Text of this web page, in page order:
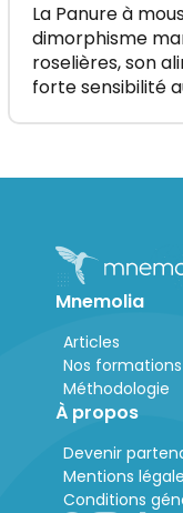
La Panure à
dimorphisme
roselières, son
forte sensibilité
Mnemolia
Articles
Nos formations
Méthodologie
À propos
Devenir
Mentions
Conditions